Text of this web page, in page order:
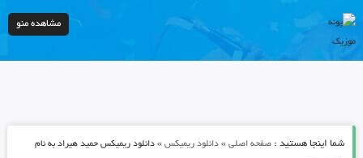
مشاهده منو
شما اینجا هستید : صفحه اصلی» دانلود ریمیکس» دانلود ریمیکس حمید هیراد به نام